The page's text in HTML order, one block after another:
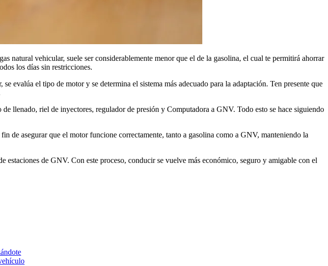
vehicular, suele ser considerablemente menor que el de la gasolina, el cual te permitirá ahorrar
los días sin restricciones.
evalúa el tipo de motor y se determina el sistema más adecuado para la adaptación. Ten presente que
llenado, riel de inyectores, regulador de presión y Computadora a GNV. Todo esto se hace siguiendo
de asegurar que el motor funcione correctamente, tanto a gasolina como a GNV, manteniendo la
de GNV. Con este proceso, conducir se vuelve más económico, seguro y amigable con el